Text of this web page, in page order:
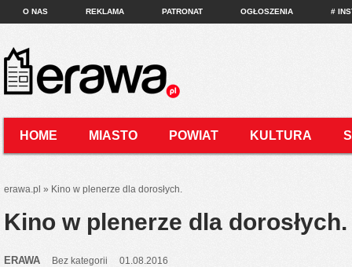
O NAS REKLAMA PATRONAT OGŁOSZENIA #
HOME MIASTO POWIAT KULTURA
erawa.pl » Kino w plenerze dla dorosłych.
Kino w plenerze dla dorosłych.
ERAWA Bez kategorii 01.08.2016